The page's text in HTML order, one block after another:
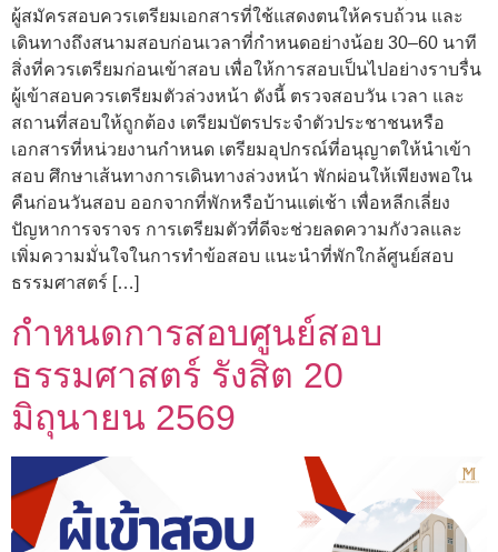
ผู้สมัครสอบควรเตรียมเอกสารที่ใช้แสดงตนให้ครบถ้วน และ
เดินทางถึงสนามสอบก่อนเวลาที่กำหนดอย่างน้อย 30–60 นาที
สิ่งที่ควรเตรียมก่อนเข้าสอบ เพื่อให้การสอบเป็นไปอย่างราบรื่น
ผู้เข้าสอบควรเตรียมตัวล่วงหน้า ดังนี้ ตรวจสอบวัน เวลา และ
สถานที่สอบให้ถูกต้อง เตรียมบัตรประจำตัวประชาชนหรือ
เอกสารที่หน่วยงานกำหนด เตรียมอุปกรณ์ที่อนุญาตให้นำเข้า
สอบ ศึกษาเส้นทางการเดินทางล่วงหน้า พักผ่อนให้เพียงพอใน
คืนก่อนวันสอบ ออกจากที่พักหรือบ้านแต่เช้า เพื่อหลีกเลี่ยง
ปัญหาการจราจร การเตรียมตัวที่ดีจะช่วยลดความกังวลและ
เพิ่มความมั่นใจในการทำข้อสอบ แนะนำที่พักใกล้ศูนย์สอบ
ธรรมศาสตร์ […]
กำหนดการสอบศูนย์สอบ
ธรรมศาสตร์ รังสิต 20
มิถุนายน 2569